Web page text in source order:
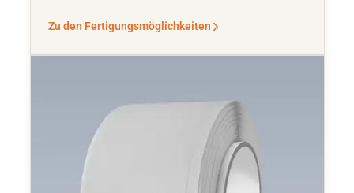
Zu den Fertigungsmöglichkeiten